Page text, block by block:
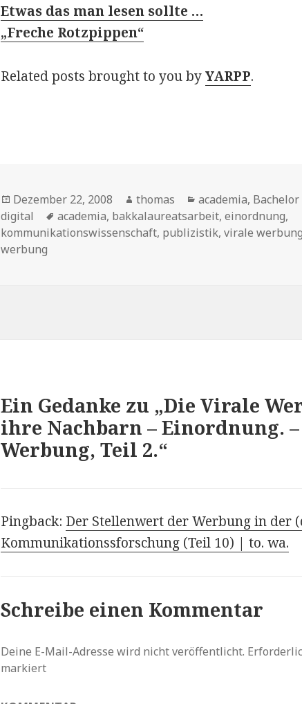
Etwas das man lesen sollte …
„Freche Rotzpippen“
Related posts brought to you byYARPP.
Veröffentlicht
am
Dezember 22, 2008 Autor
thomas Kategorien
academia,
digital
Schlagwörter
academia, bakkalaureatsarbeit,einordnung,
kommunikationswissenschaft, publizistik,virale werbung
werbung
Ein Gedanke zu „Die Virale
ihre Nachbarn – Einordnung.
Werbung, Teil 2.“
Pingback: Der Stellenwert der Werbung in der
Kommunikationssforschung (Teil 10) | to. wa.
Schreibe einen Kommentar
Deine E-Mail-Adresse wird nicht veröffentlicht.
markiert